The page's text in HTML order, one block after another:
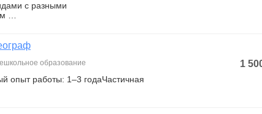
с разными
…
образование
опыт работы: 1–3 годаЧастичная
1